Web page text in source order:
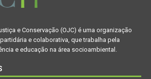
e Conservação (OJC) é uma organização
e colaborativa, que trabalha pela
e educação na área socioambiental.